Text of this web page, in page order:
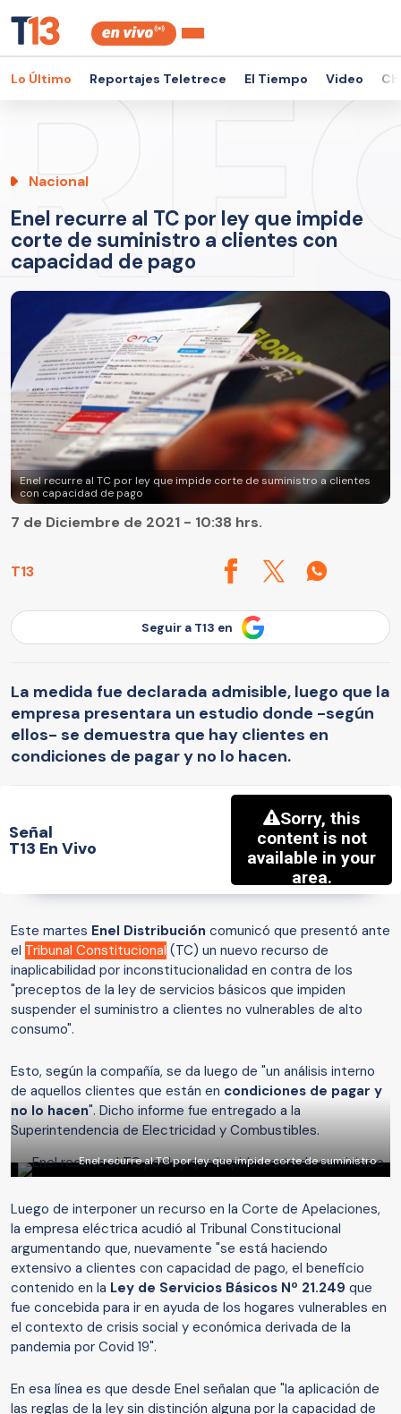
Lo Último Reportajes Teletrece El Tiempo Video
Nacional
Enel recurre al TC por ley que impide
corte de suministro a clientes con
capacidad de pago
Enel recurre al TC por ley que impide corte de suministro a clientes
con capacidad de pago
T13
7 de Diciembre de 2021 - 10:38 hrs.
Seguir a T13 en
La medida fue declarada admisible, luego que la
empresa presentara un estudio donde -según
ellos- se demuestra que hay clientes en
condiciones de pagar y no lo hacen.
Señal
T13 En Vivo
Este martes Enel Distribución comunicó que presentó ante
el Tribunal Constitucional (TC) un nuevo recurso de
inaplicabilidad por inconstitucionalidad en contra de los
"preceptos de la ley de servicios básicos que impiden
suspender el suministro a clientes no vulnerables de alto
consumo".
Esto, según la compañía, se da luego de "un análisis interno
de aquellos clientes que están en condiciones de pagar y
no lo hacen". Dicho informe fue entregado a la
Superintendencia de Electricidad y Combustibles.
Enel recurre al TC por ley que impide corte de suministro
Luego de interponer un recurso en la Corte de Apelaciones,
la empresa eléctrica acudió al Tribunal Constitucional
argumentando que, nuevamente "se está haciendo
extensivo a clientes con capacidad de pago, el beneficio
contenido en la Ley de Servicios Básicos Nº 21.249 que
fue concebida para ir en ayuda de los hogares vulnerables en
el contexto de crisis social y económica derivada de la
pandemia por Covid 19".
En esa línea es que desde Enel señalan que "la aplicación de
las reglas de la ley sin distinción alguna por la capacidad de